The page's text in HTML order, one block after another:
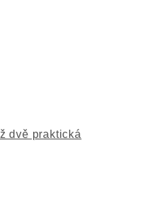
dvě praktická